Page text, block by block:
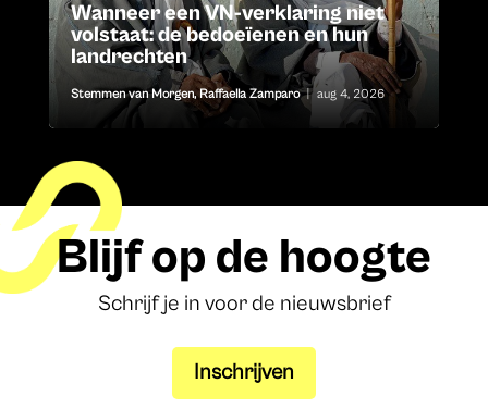
Wanneer een VN-verklaring niet
volstaat: de bedoeïenen en hun
landrechten
Stemmen van Morgen,Raffaella Zamparo | aug 4, 2026
Blijf op de hoogte
Schrijf je in voor de nieuwsbrief
Inschrijven